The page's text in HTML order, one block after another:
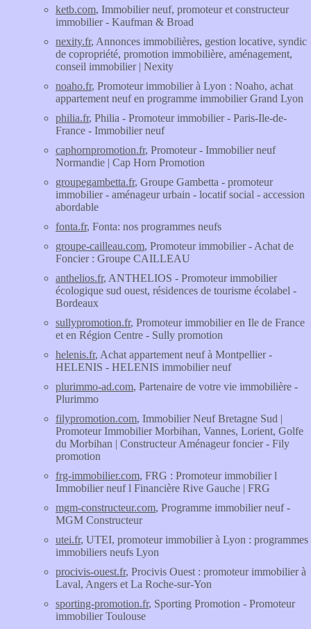
ketb.com, Immobilier neuf, promoteur et constructeur
immobilier - Kaufman & Broad
nexity.fr, Annonces immobilières, gestion locative, syndic
de copropriété, promotion immobilière, aménagement,
conseil immobilier | Nexity
noaho.fr, Promoteur immobilier à Lyon : Noaho, achat
appartement neuf en programme immobilier Grand Lyon
philia.fr, Philia - Promoteur immobilier - Paris-Ile-de-
France - Immobilier neuf
caphornpromotion.fr, Promoteur - Immobilier neuf
Normandie | Cap Horn Promotion
groupegambetta.fr, Groupe Gambetta - promoteur
immobilier - aménageur urbain - locatif social - accession
abordable
fonta.fr, Fonta: nos programmes neufs
groupe-cailleau.com, Promoteur immobilier - Achat de
Foncier : Groupe CAILLEAU
anthelios.fr, ANTHELIOS - Promoteur immobilier
écologique sud ouest, résidences de tourisme écolabel -
Bordeaux
sullypromotion.fr, Promoteur immobilier en Ile de France
et en Région Centre - Sully promotion
helenis.fr, Achat appartement neuf à Montpellier -
HELENIS - HELENIS immobilier neuf
plurimmo-ad.com, Partenaire de votre vie immobilière -
Plurimmo
filypromotion.com, Immobilier Neuf Bretagne Sud |
Promoteur Immobilier Morbihan, Vannes, Lorient, Golfe
du Morbihan | Constructeur Aménageur foncier - Fily
promotion
frg-immobilier.com, FRG : Promoteur immobilier l
Immobilier neuf l Financière Rive Gauche | FRG
mgm-constructeur.com, Programme immobilier neuf -
MGM Constructeur
utei.fr, UTEI, promoteur immobilier à Lyon : programmes
immobiliers neufs Lyon
procivis-ouest.fr, Procivis Ouest : promoteur immobilier à
Laval, Angers et La Roche-sur-Yon
sporting-promotion.fr, Sporting Promotion - Promoteur
immobilier Toulouse